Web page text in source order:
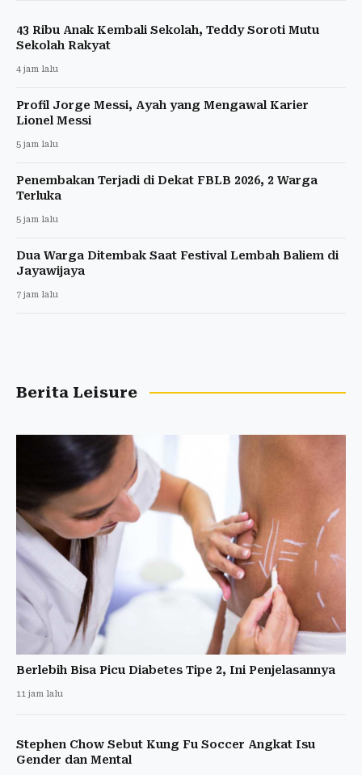
43 Ribu Anak Kembali Sekolah, Teddy Soroti Mutu
Sekolah Rakyat
4 jam lalu
Profil Jorge Messi, Ayah yang Mengawal Karier
Lionel Messi
5 jam lalu
Penembakan Terjadi di Dekat FBLB 2026, 2 Warga
Terluka
5 jam lalu
Dua Warga Ditembak Saat Festival Lembah Baliem di
Jayawijaya
7 jam lalu
Berita Leisure
Berlebih Bisa Picu Diabetes Tipe 2, Ini Penjelasannya
11 jam lalu
Stephen Chow Sebut Kung Fu Soccer Angkat Isu
Gender dan Mental